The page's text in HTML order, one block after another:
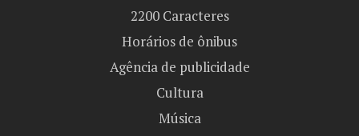
2200 Caracteres
Horários de ônibus
Agência de publicidade
Cultura
Música